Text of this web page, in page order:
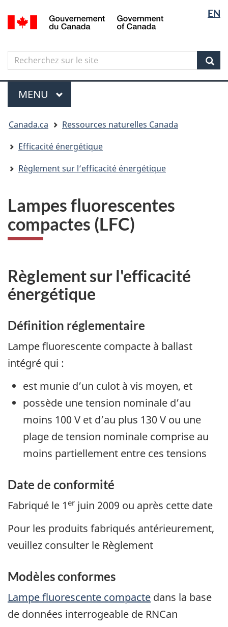
Aller
au
principal
Skip
to
government"
Passer
à
version
simplifiée
langue
EN
Canada
Search
Recherchez
sur
le
site
Menu
MENU PRINCIPAL
êtes
ici
Canada.ca
Ressources naturelles Canada
Efficacité énergétique
Règlement sur l’efficacité énergétique
Lampes fluorescentes
compactes (LFC)
Règlement sur l'efficacité
énergétique
Définition réglementaire
Lampe fluorescente compacte à ballast
intégré qui :
est munie d’un culot à vis moyen, et
possède une tension nominale d’au
moins 100 V et d’au plus 130 V ou une
plage de tension nominale comprise au
moins partiellement entre ces tensions
Date de conformité
Fabriqué le 1 er juin 2009 ou après cette date
Pour les produits fabriqués antérieurement,
veuillez consulter le Règlement
Modèles conformes
Lampe fluorescente compacte dans la base
de données interrogeable de RNCan